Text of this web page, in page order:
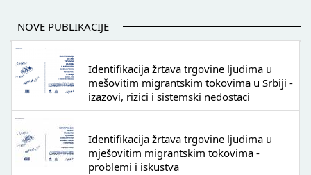
NOVE PUBLIKACIJE
Identifikacija žrtava trgovine ljudima u
mešovitim migrantskim tokovima u Srbiji -
izazovi, rizici i sistemski nedostaci
Identifikacija žrtava trgovine ljudima u
mješovitim migrantskim tokovima -
problemi i iskustva